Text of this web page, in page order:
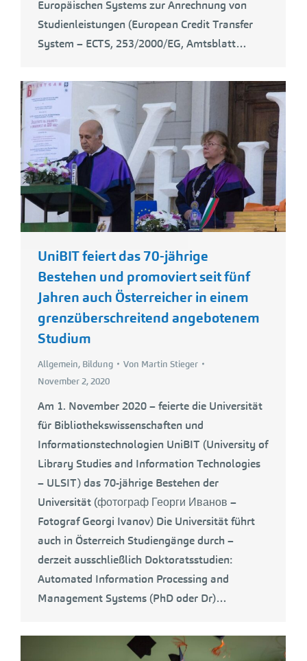
Europäischen Systems zur Anrechnung von
Studienleistungen (European Credit Transfer
System – ECTS, 253/2000/EG, Amtsblatt…
UniBIT feiert das 70-jährige
Bestehen und promoviert seit fünf
Jahren auch Österreicher in einem
grenzüberschreitend angebotenem
Studium
Allgemein, Bildung Von Martin Stieger
November 2, 2020
Am 1. November 2020 – feierte die Universität
für Bibliothekswissenschaften und
Informationstechnologien UniBIT (University of
Library Studies and Information Technologies
– ULSIT) das 70-jährige Bestehen der
Universität (фотограф Георги Иванов –
Fotograf Georgi Ivanov) Die Universität führt
auch in Österreich Studiengänge durch –
derzeit ausschließlich Doktoratsstudien:
Automated Information Processing and
Management Systems (PhD oder Dr)…